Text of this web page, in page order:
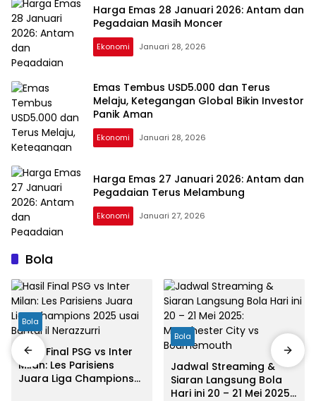
Harga Emas 28 Januari 2026: Antam dan
Pegadaian Masih Moncer
Ekonomi Januari 28, 2026
Emas Tembus USD5.000 dan Terus
Melaju, Ketegangan Global Bikin Investor
Panik Aman
Ekonomi Januari 28, 2026
Harga Emas 27 Januari 2026: Antam dan
Pegadaian Terus Melambung
Ekonomi Januari 27, 2026
Bola
Bola
Hasil Final PSG vs Inter
Milan: Les Parisiens
Juara Liga Champions
Bola
Jadwal Streaming &
Siaran Langsung Bola
Hari ini 20 – 21 Mei 2025: